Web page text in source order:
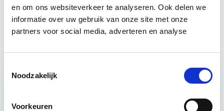
en om ons websiteverkeer te analyseren. Ook delen we
informatie over uw gebruik van onze site met onze
partners voor social media, adverteren en analyse
Noodzakelijk
Voorkeuren
Vastgoedmanagement
Business Case voor Vastgoed- &